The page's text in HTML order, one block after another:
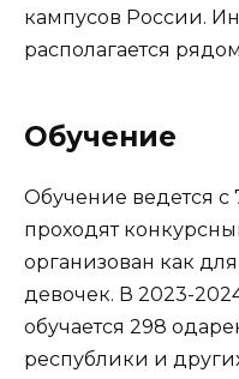
кампусов России.
располагается
Обучение
Обучение ведется с
проходят
организован как
девочек. В 2023-
обучается 298
республики и